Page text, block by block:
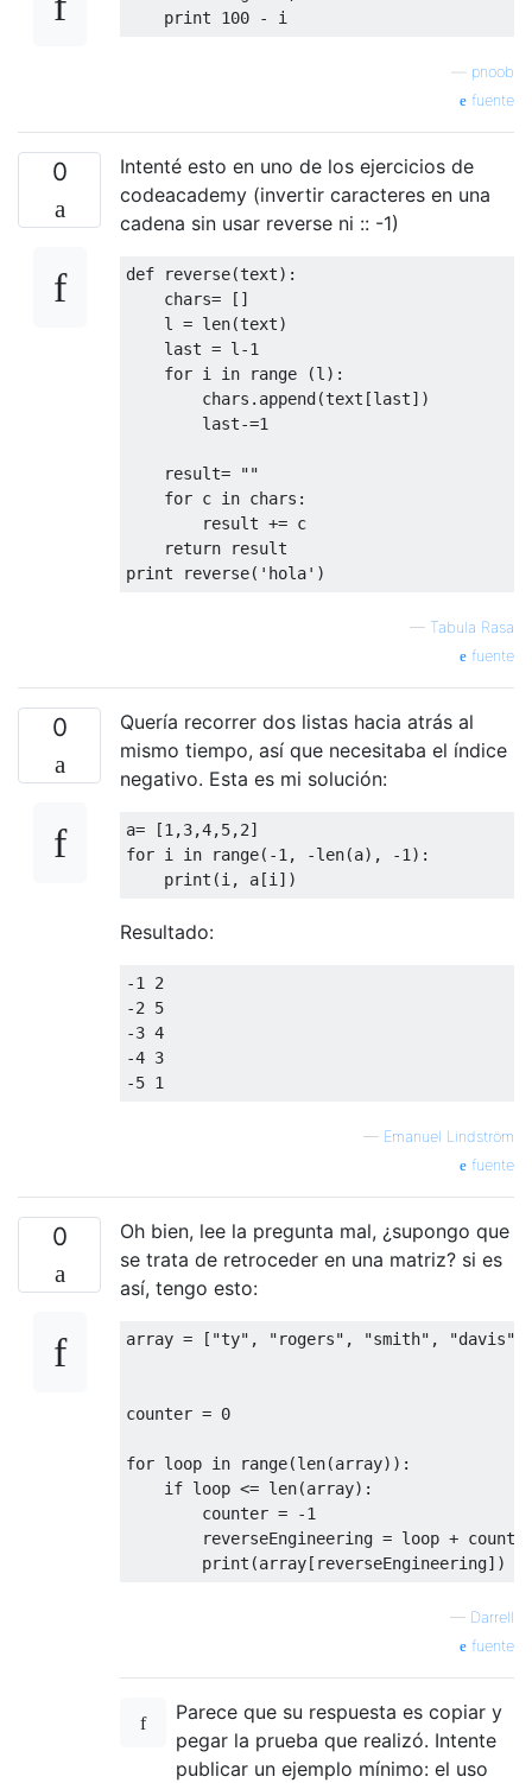
print
100 - i
pnoob
fuente
0
Intenté esto en uno de los ejercicios de
codeacademy (invertir caracteres en una
cadena sin usar reverse ni :: -1)
def reverse(text):
    chars
=
[]
    l
= len(text)
    last
= l -1
for i in range (l ):
        chars
. append(text [last])
        last
-=1
    result
=
""
for c in chars :
        result
+= c
return
print reverse( 'hola' )
— Tabula Rasa
fuente
0
Quería recorrer dos listas hacia atrás al
mismo tiempo, así que necesitaba el índice
negativo. Esta es mi solución:
a= [1 ,3,4,5,2]
for i in range(-1 , -len(a), -1 ):
print (i , a[i ])
Resultado:
-1
2
-2
5
-3 4
-4 3
-5 1
— Emanuel Lindström
fuente
0
Oh bien, lee la pregunta mal, ¿supongo que
se trata de retroceder en una matriz? si es
así, tengo esto:
array = [ "ty" , "rogers" , "smith" , "davis"
counter = 0
for loop in range(len(array)):
if loop <= len(array):
        counter
= -1
        reverseEngineering
= loop +
print (array[ reverseEngineering])
— Darrell
fuente
Parece que su respuesta es copiar y
pegar la prueba que realizó. Intente
publicar un ejemplo mínimo: el uso